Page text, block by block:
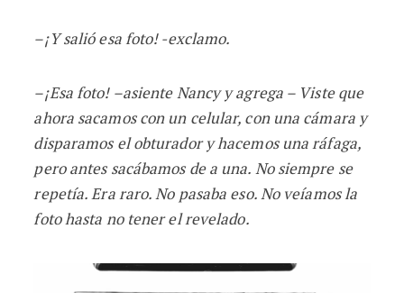
–¡Y salió esa foto! -exclamo.
–¡Esa foto! –asiente Nancy y agrega – Viste que
ahora sacamos con un celular, con una cámara y
disparamos el obturador y hacemos una ráfaga,
pero antes sacábamos de a una. No siempre se
repetía. Era raro. No pasaba eso. No veíamos la
foto hasta no tener el revelado.